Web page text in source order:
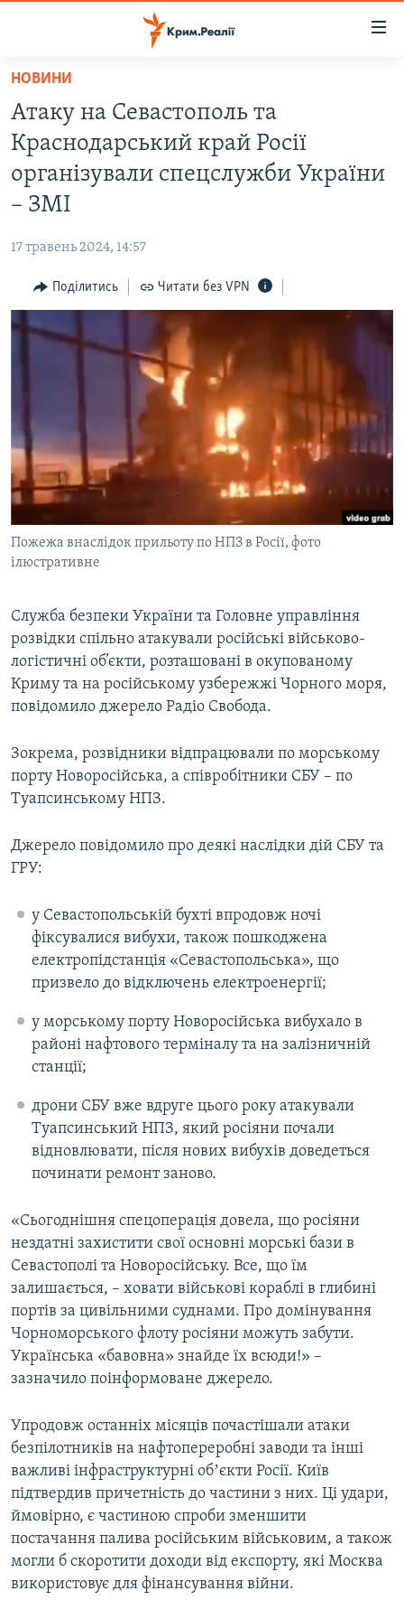
Перейти
основного
матеріалу
Перейти
до
основної
Перейти
пошуку
ВОДА.КРИМ
ВІДЕО ТА ФОТО
ПОЛІТИКА
ПОГЛЯД
ІНТЕРВ'Ю
ВСЕ ЗА ДЕНЬ
СПЕЦПРОЕКТИ
ВІДЕОУРОКИ «ELIFBE»
СВІДЧЕННЯ ОКУПАЦІЇ
УКРАЇНСЬКА ПРОБЛЕМА КРИМУ
ЯК ОБІЙТИ БЛОКУВАННЯ
Русский
Qırımtatar
НОВИНИ
Атаку на Севастополь та
Краснодарський край Росії
організували спецслужби України
– ЗМІ
17 травень 2024, 14:57
Поділитись Читати без VPN
Пожежа внаслідок прильоту по НПЗ в Росії, фото
ілюстративне
Служба безпеки України та Головне управління
розвідки спільно атакували російські військово-
логістичні об’єкти, розташовані в окупованому
Криму та на російському узбережжі Чорного моря,
повідомило джерело Радіо Свобода.
Зокрема, розвідники відпрацювали по морському
порту Новоросійська, а співробітники СБУ – по
Туапсинському НПЗ.
Джерело повідомило про деякі наслідки дій СБУ та
ГРУ:
у Севастопольській бухті впродовж ночі
фіксувалися вибухи, також пошкоджена
електропідстанція «Севастопольська», що
призвело до відключень електроенергії;
у морському порту Новоросійська вибухало в
районі нафтового терміналу та на залізничній
станції;
дрони СБУ вже вдруге цього року атакували
Туапсинський НПЗ, який росіяни почали
відновлювати, після нових вибухів доведеться
починати ремонт заново.
«Сьогоднішня спецоперація довела, що росіяни
нездатні захистити свої основні морські бази в
Севастополі та Новоросійську. Все, що їм
залишається, – ховати військові кораблі в глибині
портів за цивільними суднами. Про домінування
Чорноморського флоту росіяни можуть забути.
Українська «бавовна» знайде їх всюди!» –
зазначило поінформоване джерело.
Упродовж останніх місяців почастішали атаки
безпілотників на нафтопереробні заводи та інші
важливі інфраструктурні обʼєкти Росії. Київ
підтвердив причетність до частини з них. Ці ​удари,
ймовірно, є частиною спроби зменшити
постачання палива російським військовим, а також
могли б скоротити доходи від експорту, які Москва
використовує для фінансування війни.